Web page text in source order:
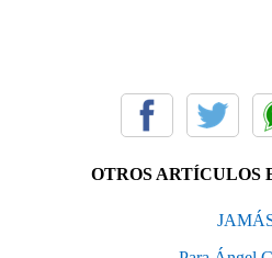
OTROS ARTÍCULOS